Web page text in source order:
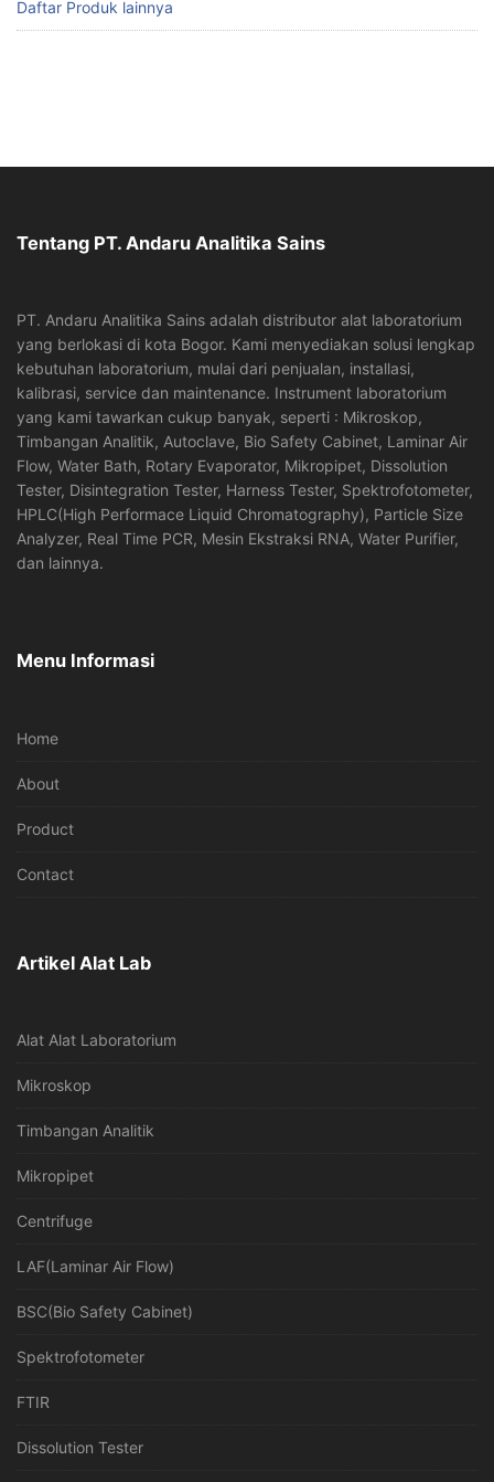
Daftar Produk lainnya
Tentang PT. Andaru Analitika Sains
PT. Andaru Analitika Sains adalah distributor alat laboratorium
yang berlokasi di kota Bogor. Kami menyediakan solusi lengkap
kebutuhan laboratorium, mulai dari penjualan, installasi,
kalibrasi, service dan maintenance. Instrument laboratorium
yang kami tawarkan cukup banyak, seperti : Mikroskop,
Timbangan Analitik, Autoclave, Bio Safety Cabinet, Laminar Air
Flow, Water Bath, Rotary Evaporator, Mikropipet, Dissolution
Tester, Disintegration Tester, Harness Tester, Spektrofotometer,
HPLC(High Performace Liquid Chromatography), Particle Size
Analyzer, Real Time PCR, Mesin Ekstraksi RNA, Water Purifier,
dan lainnya.
Menu Informasi
Home
About
Product
Contact
Artikel Alat Lab
Alat Alat Laboratorium
Mikroskop
Timbangan Analitik
Mikropipet
Centrifuge
LAF(Laminar Air Flow)
BSC(Bio Safety Cabinet)
Spektrofotometer
FTIR
Dissolution Tester